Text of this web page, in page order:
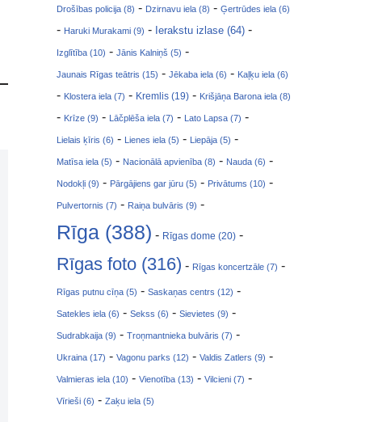
Drošības policija (8) - Dzirnavu iela (8) - Ģertrūdes iela (6)
- Haruki Murakami (9) - Ierakstu izlase (64) -
Izglītība (10) - Jānis Kalniņš (5) -
Jaunais Rīgas teātris (15) - Jēkaba iela (6) - Kaļķu iela (6)
- Klostera iela (7) - Kremlis (19) - Krišjāņa Barona iela (8)
- Krīze (9) - Lāčplēša iela (7) - Lato Lapsa (7) -
Lielais ķīris (6) - Lienes iela (5) - Liepāja (5) -
Matīsa iela (5) - Nacionālā apvienība (8) - Nauda (6) -
Nodokļi (9) - Pārgājiens gar jūru (5) - Privātums (10) -
Pulvertornis (7) - Raiņa bulvāris (9) -
Rīga (388) - Rīgas dome (20) -
Rīgas foto (316) - Rīgas koncertzāle (7) -
Rīgas putnu cīņa (5) - Saskaņas centrs (12) -
Satekles iela (6) - Sekss (6) - Sievietes (9) -
Sudrabkaija (9) - Troņmantnieka bulvāris (7) -
Ukraina (17) - Vagonu parks (12) - Valdis Zatlers (9) -
Valmieras iela (10) - Vienotība (13) - Vilcieni (7) -
Vīrieši (6) - Zaķu iela (5)